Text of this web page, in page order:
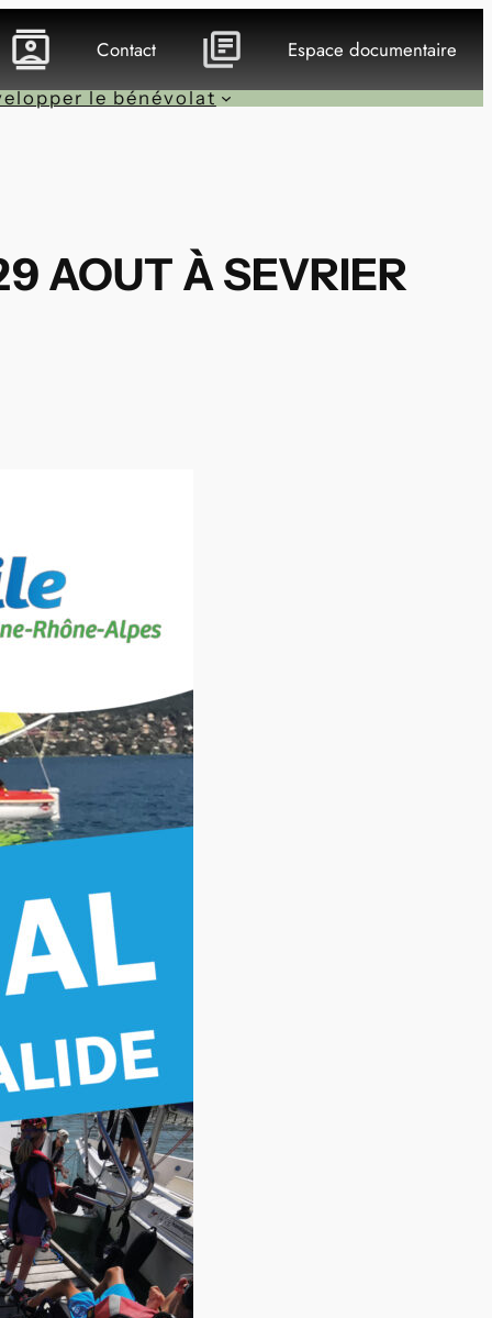
Contact Espace documentaire
le bénévolat
AOUT À SEVRIER